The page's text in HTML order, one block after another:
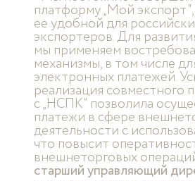
платформу „Мой
ее удобной для
экспортеров. Для
мы применяем
механизмы, в том числе
электронных платежей.
реализация совместного
с „НСПК“ позволила
платежи в сфере
деятельности с
что повысит
внешнеторговых
старший управляющий